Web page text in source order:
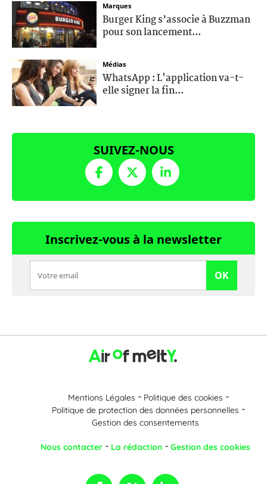
Marques
Burger King s’associe à Buzzman
pour son lancement...
Médias
WhatsApp : L'application va-t-
elle signer la fin...
SUIVEZ-NOUS
Inscrivez-vous à la newsletter
OK
Mentions Légales
Politique des cookies
Politique de protection des données personnelles
Gestion des consentements
Nous contacter La rédaction Gestion des cookies